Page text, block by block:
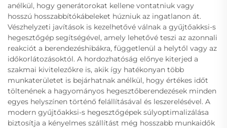
anélkül, hogy generátorokat kellene vontatniuk vagy
hosszú hosszabbítókábeleket húzniuk az ingatlanon át.
Vészhelyzeti javítások is kezelhetővé válnak a gyűjtőakksi-s
hegesztőgép segítségével, amely lehetővé teszi az azonnali
reakciót a berendezéshibákra, függetlenül a helytől vagy az
időkorlátozásoktól. A hordozhatóság előnye kiterjed a
szakmai kivitelezőkre is, akik így hatékonyan több
munkaterületet is bejárhatnak anélkül, hogy értékes időt
töltenének a hagyományos hegesztőberendezések minden
egyes helyszínen történő felállításával és leszerelésével. A
modern gyűjtőakksi-s hegesztőgépek súlyoptimalizálása
biztosítja a kényelmes szállítást még hosszabb munkaidők